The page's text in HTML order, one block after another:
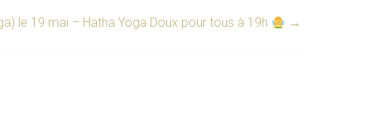
le 19 mai – Hatha Yoga Doux pour tous à 19h
→